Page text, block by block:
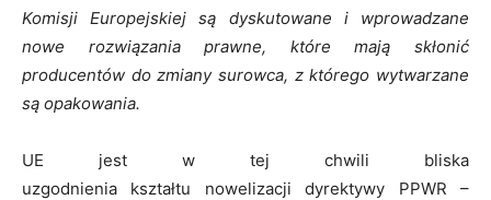
Komisji Europejskiej są dyskutowane i wprowadzane
nowe rozwiązania prawne, które mają skłonić
producentów do zmiany surowca, z którego wytwarzane
są opakowania.
UE jest w tej chwili bliska
uzgodnienia kształtu nowelizacji dyrektywy PPWR –